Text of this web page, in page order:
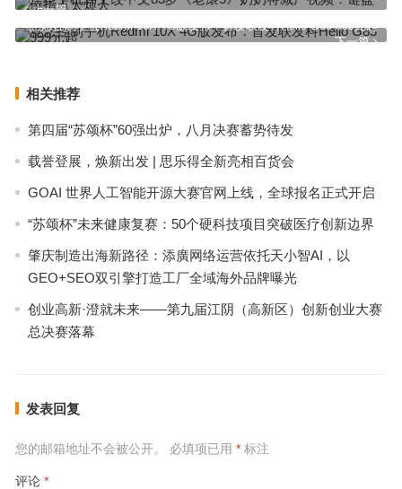
上一篇
下一篇
意念控制手机Redmi 10X 4G版发布：首发联发科Helio G85 999元起
相关推荐
第四届“苏颂杯”60强出炉，八月决赛蓄势待发
载誉登展，焕新出发 | 思乐得全新亮相百货会
GOAI 世界人工智能开源大赛官网上线，全球报名正式开启
“苏颂杯”未来健康复赛：50个硬科技项目突破医疗创新边界
肇庆制造出海新路径：添廣网络运营依托天小智AI，以
GEO+SEO双引擎打造工厂全域海外品牌曝光
创业高新·澄就未来——第九届江阴（高新区）创新创业大赛
总决赛落幕
发表回复
您的邮箱地址不会被公开。 必填项已用 *标注
评论 *